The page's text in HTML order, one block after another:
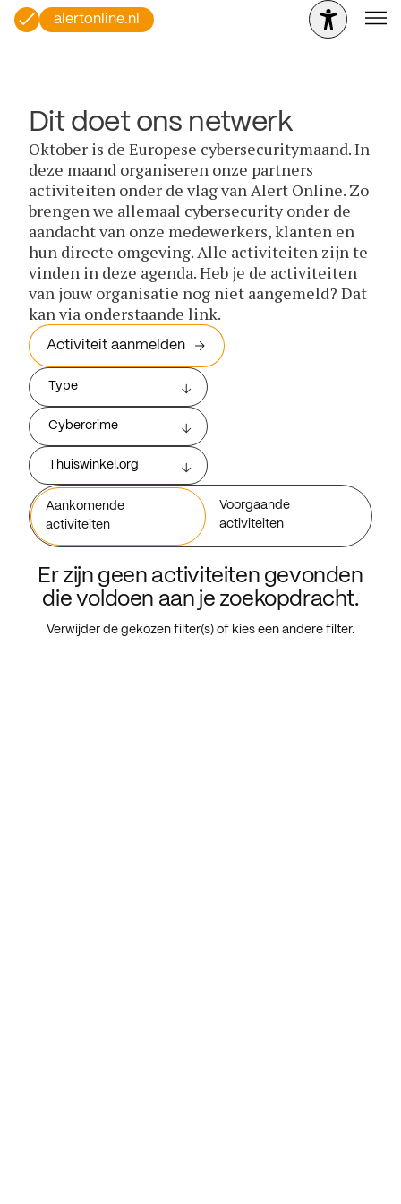
alertonline.nl
Dit doet ons netwerk
Oktober is de Europese cybersecuritymaand. In
deze maand organiseren onze partners
activiteiten onder de vlag van Alert Online. Zo
brengen we allemaal cybersecurity onder de
aandacht van onze medewerkers, klanten en
hun directe omgeving. Alle activiteiten zijn te
vinden in deze agenda. Heb je de activiteiten
van jouw organisatie nog niet aangemeld? Dat
kan via onderstaande link.
Activiteit aanmelden
Type
Cybercrime
Thuiswinkel.org
Aankomende
activiteiten
Voorgaande
activiteiten
Er zijn geen activiteiten gevonden
die voldoen aan je zoekopdracht.
Verwijder de gekozen filter(s) of kies een andere filter.